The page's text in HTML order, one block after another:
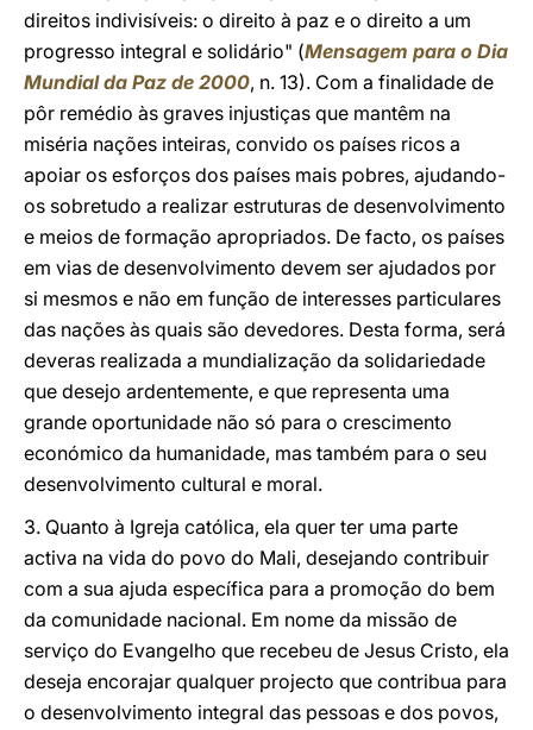
direitos indivisíveis: o direito à paz e o direito a um
progresso integral e solidário" (Mensagem para o Dia
Mundial da Paz de 2000, n. 13). Com a finalidade de
pôr remédio às graves injustiças que mantêm na
miséria nações inteiras, convido os países ricos a
apoiar os esforços dos países mais pobres, ajudando-
os sobretudo a realizar estruturas de desenvolvimento
e meios de formação apropriados. De facto, os países
em vias de desenvolvimento devem ser ajudados por
si mesmos e não em função de interesses particulares
das nações às quais são devedores. Desta forma, será
deveras realizada a mundialização da solidariedade
que desejo ardentemente, e que representa uma
grande oportunidade não só para o crescimento
económico da humanidade, mas também para o seu
desenvolvimento cultural e moral.
3. Quanto à Igreja católica, ela quer ter uma parte
activa na vida do povo do Mali, desejando contribuir
com a sua ajuda específica para a promoção do bem
da comunidade nacional. Em nome da missão de
serviço do Evangelho que recebeu de Jesus Cristo, ela
deseja encorajar qualquer projecto que contribua para
o desenvolvimento integral das pessoas e dos povos,